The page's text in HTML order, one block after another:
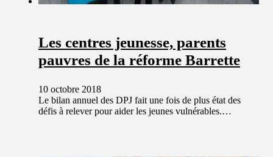
Les centres jeunesse, parents
pauvres de la réforme Barrette
10 octobre 2018
Le bilan annuel des DPJ fait une fois de plus état des
défis à relever pour aider les jeunes vulnérables.…